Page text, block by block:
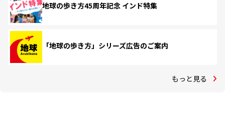
地球の歩き方45周年記念 インド特集
「地球の歩き方」シリーズ広告のご案内
もっと見る